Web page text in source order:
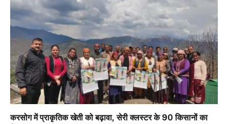
करसोग में प्राकृतिक खेती को बढ़ावा, सेरी क्लस्टर के 90 किसानों का